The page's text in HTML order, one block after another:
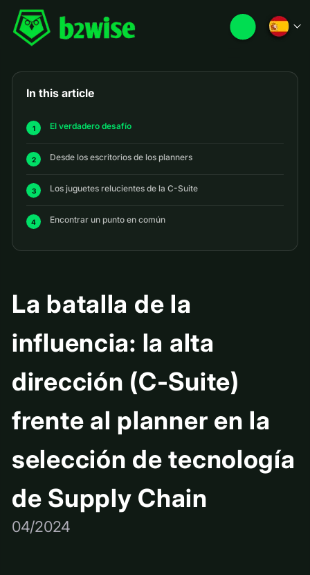
In this article
El verdadero desafío
Desde los escritorios de los planners
Los juguetes relucientes de la C-Suite
Encontrar un punto en común
La batalla de la
influencia: la alta
dirección (C-Suite)
frente al planner en la
selección de tecnología
de Supply Chain
04/2024